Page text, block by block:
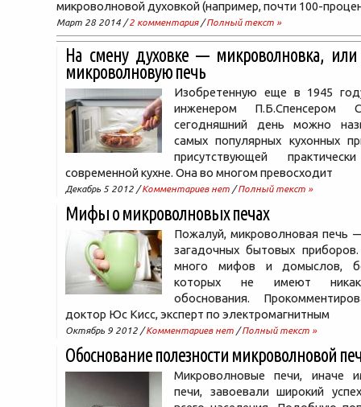
микроволновой духовкой (например, почти 100-
Март 28 2014 /2 комментария/Полный текст »
На смену духовке — микроволновка,
микроволновую печь
Изобретенную еще в 1945
инженером
сегодняшний день можно
самых популярных кухонных
присутствующей
современной кухне. Она во многом превосходит
Декабрь 5 2012 /Комментариев нет /Полный текст »
Мифы о микроволновых печах
Пожалуй, микроволновая печь
загадочных бытовых
много мифов и домыслов,
которых не имеют
обоснования.
доктор Юс Кисс, эксперт по электромагнитным
Октябрь 9 2012 /Комментариев нет /Полный текст »
Обоснование полезности микроволновой
Микроволновые печи, иначе
печи, завоевали широкий